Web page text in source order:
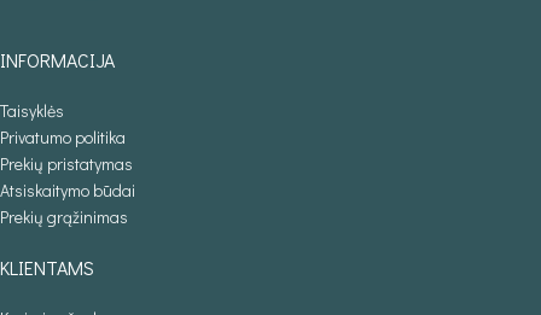
INFORMACIJA
Taisyklės
Privatumo politika
Prekių pristatymas
Atsiskaitymo būdai
Prekių grąžinimas
KLIENTAMS